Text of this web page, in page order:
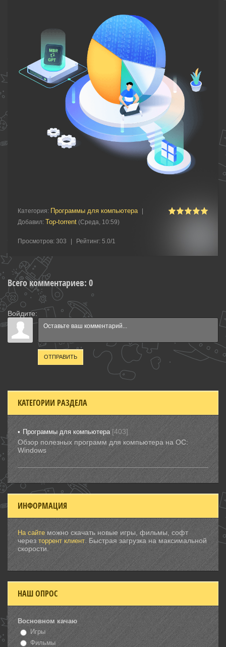
Категория: Программы для компьютера
Добавил: Top-torrent (Среда, 10:59)
Просмотров: 303 Рейтинг: 5.0/1
Всего комментариев: 0
Войдите:
ОТПРАВИТЬ
КАТЕГОРИИ РАЗДЕЛА
Программы для компьютера [403]
Обзор полезных программ для компьютера на ОС:
Windows
ИНФОРМАЦИЯ
На сайте можно скачать новые игры, фильмы, софт
через торрент клиент . Быстрая загрузка на максимальной
скорости.
НАШ ОПРОС
Восновном качаю
Игры
Фильмы